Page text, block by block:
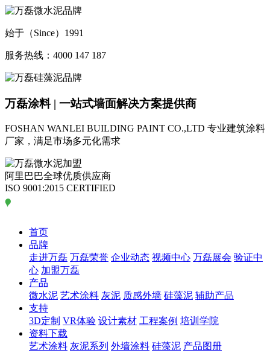
始于（Since）1991
服务热线：4000 147 187
万磊涂料 | 一站式墙面解决方案提供商
FOSHAN WANLEI BUILDING PAINT CO.,LTD 专业建筑涂料
厂家，满足市场多元化需求
阿里巴巴全球优质供应商
ISO 9001:2015 CERTIFIED
首页
品牌
走进万磊 万磊荣誉 企业动态 视频中心 万磊展会 验证中
心 加盟万磊
产品
微水泥 艺术涂料 灰泥 质感外墙 硅藻泥 辅助产品
支持
3D定制 VR体验 设计素材 工程案例 培训学院
资料下载
艺术涂料 灰泥系列 外墙涂料 硅藻泥 产品图册